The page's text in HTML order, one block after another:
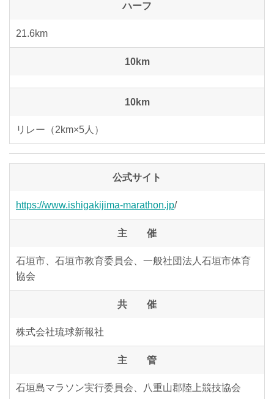
ハーフ
21.6km
10km
10km
リレー（2km×5人）
公式サイト
https://www.ishigakijima-marathon.jp/
主 催
石垣市、石垣市教育委員会、一般社団法人石垣市体育
協会
共 催
株式会社琉球新報社
主 管
石垣島マラソン実行委員会、八重山郡陸上競技協会